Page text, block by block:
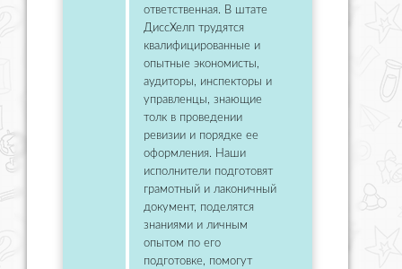
ответственная. В штате
ДиссХелп трудятся
квалифицированные и
опытные экономисты,
аудиторы, инспекторы и
управленцы, знающие
толк в проведении
ревизии и порядке ее
оформления. Наши
исполнители подготовят
грамотный и лаконичный
документ, поделятся
знаниями и личным
опытом по его
подготовке, помогут